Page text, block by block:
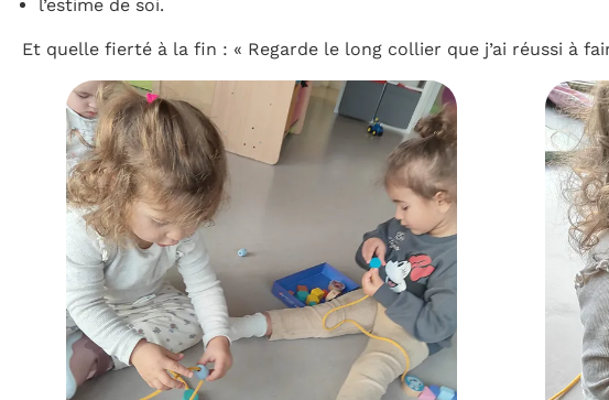
l’estime de soi.
Et quelle fierté à la fin : « Regarde le long collier que j’ai réussi à